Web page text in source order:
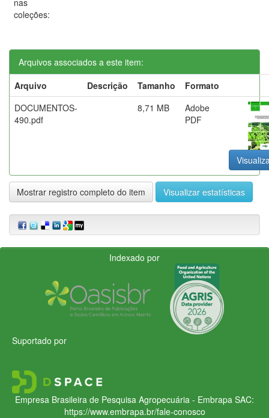
coleções:
Arquivos associados a este item:
Arquivo
Descrição Tamanho
Formato
DOCUMENTOS-
490.pdf
8,71 MB
Adobe
PDF
Mostrar registro completo do item Visualizar estatísticas
Indexado por
Suportado por
Empresa Brasileira de Pesquisa Agropecuária - Embrapa SAC:
https://www.embrapa.br/fale-conosco